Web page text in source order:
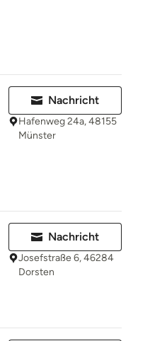
Nachricht
Hafenweg 24a, 48155
Münster
Nachricht
Josefstraße 6, 46284
Dorsten